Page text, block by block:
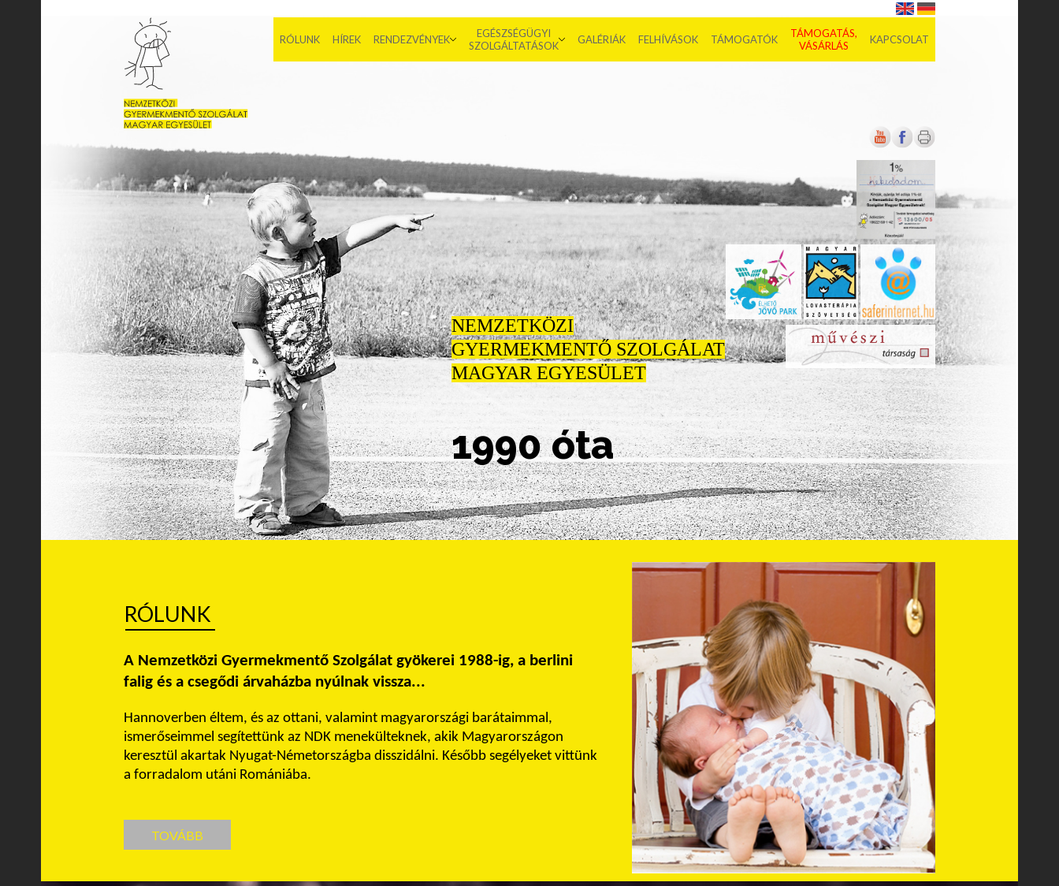
RÓLUNK HÍREK RENDEZVÉNYEK
EGÉSZSÉGÜGYI
SZOLGÁLTATÁSOK
GALÉRIÁK FELHÍVÁSOK TÁMOGATÓK
TÁMOGATÁS,
VÁSÁRLÁS
KAPCSOLAT
NEMZETKÖZI
GYERMEKMENTŐ SZOLGÁLAT
MAGYAR EGYESÜLET
1990 óta
RÓLUNK
A Nemzetközi Gyermekmentő Szolgálat gyökerei 1988-ig, a berlini
falig és a csegődi árvaházba nyúlnak vissza...
Hannoverben éltem, és az ottani, valamint magyarországi barátaimmal,
ismerőseimmel segítettünk az NDK menekülteknek, akik Magyarországon
keresztül akartak Nyugat-Németországba disszidálni. Később segélyeket vittünk
a forradalom utáni Romániába.
TOVÁBB